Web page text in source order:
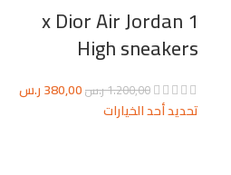
x Dior Air Jordan 1
High sneakers
1.200,00ر.س380,00ر.س
تحديد أحد الخيارات